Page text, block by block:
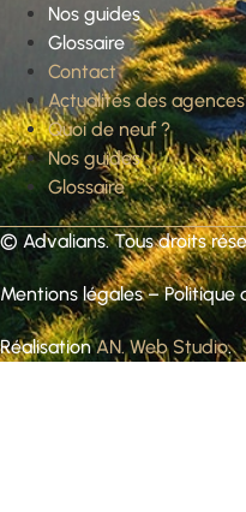
Nos guides
Glossaire
Contact
Actualités des agences
Quoi de neuf ?
Nos guides
Glossaire
© Advalians. Tous droits
Mentions légales–Politique
RéalisationAN. Web Studio.